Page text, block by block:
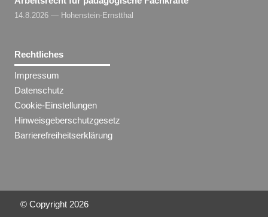
14.8.2026 — Hohenstein-Ernstthal
Rechtliches
Impressum
Datenschutz
Cookie-Einstellungen
Hinweisgeberschutzgesetz
Barrierefreiheitserklärung
© Copyright 2026